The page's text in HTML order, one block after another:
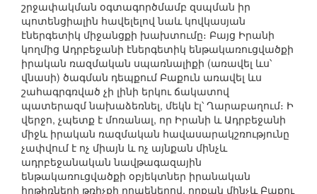
շրջափակման օգտագործմամբ զսպման իր
պոտենցիալին հավելելով նաև կովկասյան
էներգետիկ միջանցքի խախտումը։ Բայց Իրանի
կողմից Ադրբեջանի էներգետիկ ենթակառուցվածքի
իրական ռազմական սպառնալիքի (առավել ևս՝
վնասի) ծագման դեպքում Բաքուն առավել ևս
շահագրգռված չի լինի երկու ճակատով
պատերազմ նախաձեռնել, մեկն էլ՝ Ղարաբաղում։ Ի
վերջո, չպետք է մոռանալ, որ Իրանի և Ադրբեջանի
միջև իրական ռազմական հավասարակշռությունը
չափվում է ոչ միայն և ոչ այնքան մինչև
ադրբեջանական նավթագազային
ենթակառուցվածքի օբյեկտներ իրանական
հրթիռների թռիչքի րոպեներով, որքան մինչև Բաքու